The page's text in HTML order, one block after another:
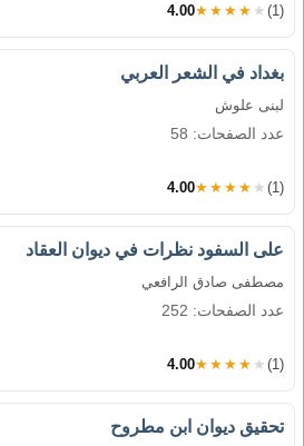
4.00★★★★★ (1)
بغداد في الشعر العربي
لبنى علوش
عدد الصفحات: 58
4.00★★★★★ (1)
على السفود نظرات في ديوان العقاد
مصطفى صادق الرافعي
عدد الصفحات: 252
4.00★★★★★ (1)
تحقيق ديوان ابن مطروح